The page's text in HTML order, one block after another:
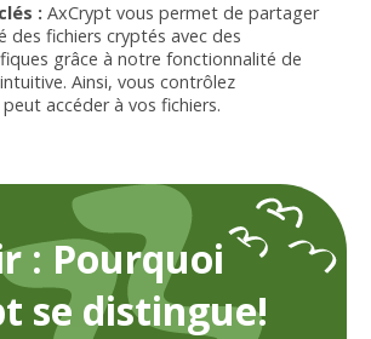
: AxCrypt vous permet de partager
des fichiers cryptés avec des
grâce à notre fonctionnalité de
Ainsi, vous contrôlez
accéder à vos fichiers.
: Pourquoi
se distingue!